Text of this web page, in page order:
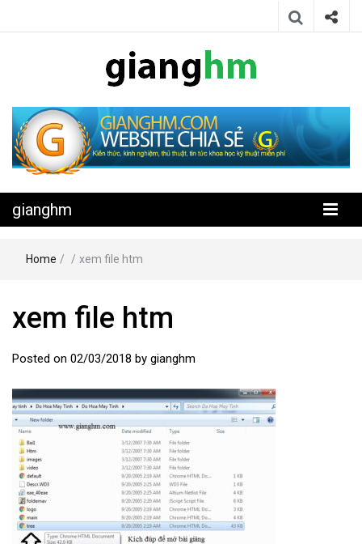
gianghm
kỹ thuật miễn phí
gianghm
Home / / xem file htm
xem file htm
Posted on 02/03/2018 by gianghm